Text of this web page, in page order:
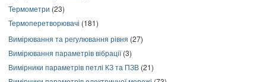
Термометри (23)
Термоперетворювачі (181)
Вимірювання та регулювання рівня (27)
Вимірювання параметрів вібрації(3)
Вимірники параметрів петлі КЗ та ПЗВ (21)